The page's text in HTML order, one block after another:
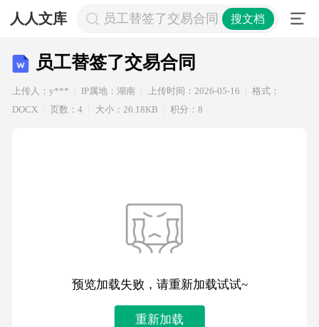
人人文库 员工替签了交易合同 搜文档
员工替签了交易合同
上传人：y*** IP属地：湖南 上传时间：2026-05-16
格式：
DOCX
页数：4 大小：26.18KB 积分：8
预览加载失败，请重新加载试试~
重新加载